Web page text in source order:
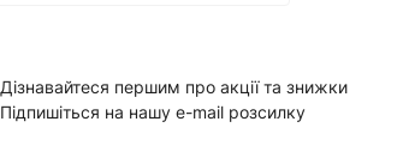
Дізнавайтеся першим про акції та знижки
Підпишіться на нашу e-mail розсилку